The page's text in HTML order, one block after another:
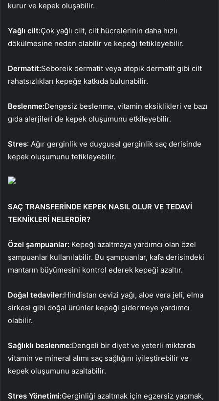
kurur ve kepek oluşabilir.
Yağlı cilt:Çok yağlı cilt, cilt hücrelerinin daha hızlı
dökülmesine neden olabilir ve kepeği tetikleyebilir.
Dermatit:Seboreik dermatit veya atopik dermatit gibi cilt
rahatsızlıkları kepeğe katkıda bulunabilir.
Beslenme:Dengesiz beslenme, vitamin eksiklikleri ve bazı
gıda alerjileri de kepek oluşumunu etkileyebilir.
Stres: Ağır gerginlik ve duygusal gerginlik saç derisinde
kepek oluşumunu tetikleyebilir.
SAÇ TRANSFERİNDE KEPEK NASIL OLUR VE TEDAVİ
TEKNİKLERİ NELERDİR?
Özel şampuanlar: Kepeği azaltmaya yardımcı olan özel
şampuanlar kullanılabilir. Bu şampuanlar, kafa derisindeki
mantarın büyümesini kontrol ederek kepeği azaltır.
Doğal tedaviler:Hindistan cevizi yağı, aloe vera jeli, elma
sirkesi gibi doğal ürünler kepeği gidermeye yardımcı
olabilir.
Sağlıklı beslenme:Dengeli bir diyet ve yeterli miktarda
vitamin ve mineral alımı saç sağlığını iyileştirebilir ve
kepek oluşumunu azaltabilir.
Stres Yönetimi:Gerginliği azaltmak için egzersiz yapmak,